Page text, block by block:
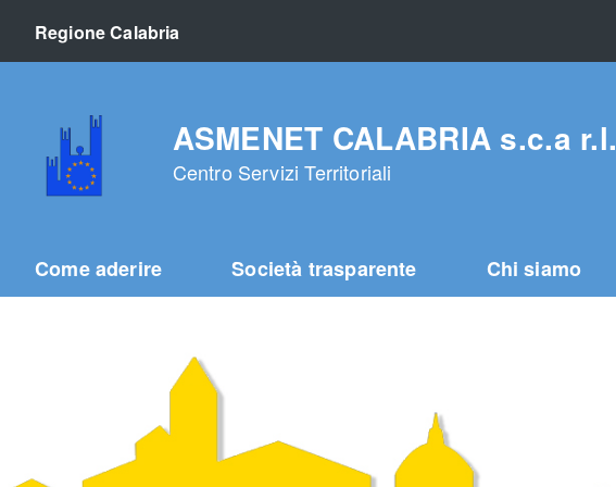
Regione Calabria
ASMENET CALABRIA s.c.a r.l.
Centro Servizi Territoriali
Come aderire Società trasparente Chi siamo